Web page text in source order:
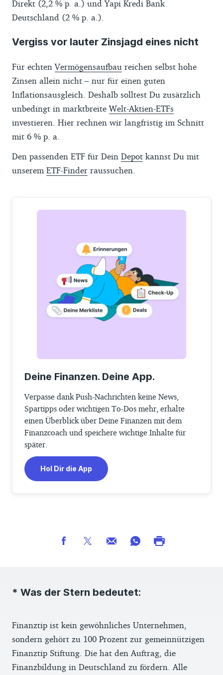
Direkt (2,2 % p. a.) und Yapi Kredi Bank
Deutschland (2 % p. a.).
Vergiss vor lauter Zinsjagd eines nicht
Für echtenVermögensaufbau reichen selbst hohe
Zinsen allein nicht – nur für einen guten
Inflationsausgleich. Deshalb solltest Du zusätzlich
unbedingt in marktbreite Welt-Aktien-ETFs
investieren. Hier rechnen wir langfristig im Schnitt
mit 6 % p. a.
Den passenden ETF für Dein Depot kannst Du mit
unserem ETF-Finder raussuchen.
Deine Finanzen. Deine App.
Verpasse dank Push-Nachrichten keine News,
Spartipps oder wichtigen To-Dos mehr, erhalte
einen Überblick über Deine Finanzen mit dem
Finanzcoach und speichere wichtige Inhalte für
später.
Hol Dir die App
* Was der Stern bedeutet:
Finanztip ist kein gewöhnliches Unternehmen,
sondern gehört zu 100 Prozent zur gemeinnützigen
Finanztip Stiftung. Die hat den Auftrag, die
Finanzbildung in Deutschland zu fördern. Alle